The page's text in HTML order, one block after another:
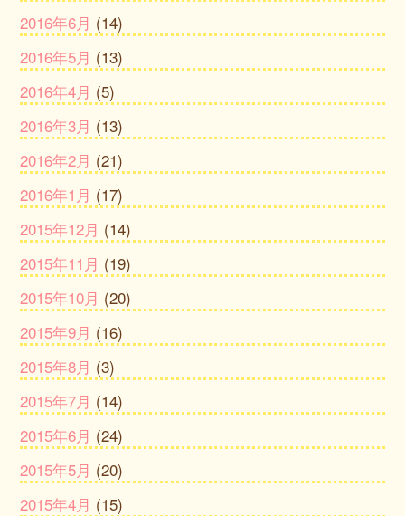
2016年6月 (14)
2016年5月 (13)
2016年4月 (5)
2016年3月 (13)
2016年2月 (21)
2016年1月 (17)
2015年12月 (14)
2015年11月 (19)
2015年10月 (20)
2015年9月 (16)
2015年8月 (3)
2015年7月 (14)
2015年6月 (24)
2015年5月 (20)
2015年4月 (15)